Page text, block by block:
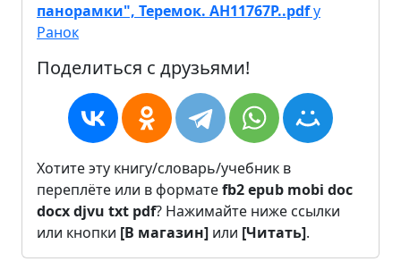
панорамки", Теремок. АН11767Р..pdfу
Ранок
Поделиться с друзьями!
Хотите эту книгу/словарь/учебник в
переплёте или в форматеfb2epub mobi doc
docxdjvu txt pdf? Нажимайте ниже ссылки
или кнопки [В магазин] или [Читать].